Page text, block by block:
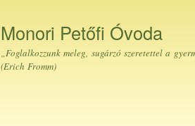
Monori Petőfi Óvoda
„Foglalkozzunk meleg, sugárzó szeretettel a
(Erich Fromm)